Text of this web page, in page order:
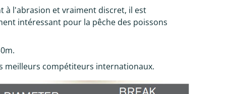
à l'abrasion et vraiment discret, il est
intéressant pour la pêche des poissons
meilleurs compétiteurs internationaux.